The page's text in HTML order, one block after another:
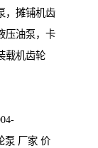
，摊铺机齿
压油泵，卡
载机齿轮
泵 厂家 价